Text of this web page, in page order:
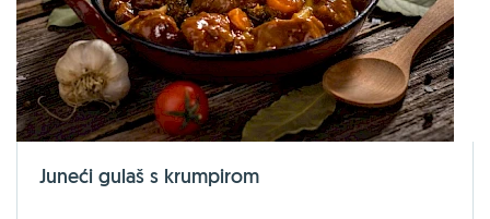
Juneći gulaš s krumpirom